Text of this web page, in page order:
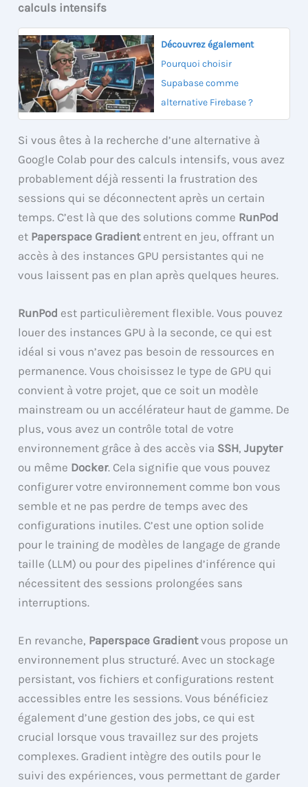
calculs intensifs
Découvrez également
Pourquoi choisir
Supabase comme
alternative Firebase ?
Si vous êtes à la recherche d’une alternative à
Google Colab pour des calculs intensifs, vous avez
probablement déjà ressenti la frustration des
sessions qui se déconnectent après un certain
temps. C’est là que des solutions comme RunPod
et Paperspace Gradiententrent en jeu, offrant un
accès à des instances GPU persistantes qui ne
vous laissent pas en plan après quelques heures.
RunPod est particulièrement flexible. Vous pouvez
louer des instances GPU à la seconde, ce qui est
idéal si vous n’avez pas besoin de ressources en
permanence. Vous choisissez le type de GPU qui
convient à votre projet, que ce soit un modèle
mainstream ou un accélérateur haut de gamme. De
plus, vous avez un contrôle total de votre
environnement grâce à des accès via SSH,Jupyter
ou même Docker. Cela signifie que vous pouvez
configurer votre environnement comme bon vous
semble et ne pas perdre de temps avec des
configurations inutiles. C’est une option solide
pour le training de modèles de langage de grande
taille (LLM) ou pour des pipelines d’inférence qui
nécessitent des sessions prolongées sans
interruptions.
En revanche, Paperspace Gradientvous propose un
environnement plus structuré. Avec un stockage
persistant, vos fichiers et configurations restent
accessibles entre les sessions. Vous bénéficiez
également d’une gestion des jobs, ce qui est
crucial lorsque vous travaillez sur des projets
complexes. Gradient intègre des outils pour le
suivi des expériences, vous permettant de garder